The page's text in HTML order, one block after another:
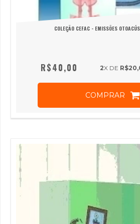
COLEÇÃO CEFAC - EMISSÕES
R$40,00 2X DE
COMPRAR